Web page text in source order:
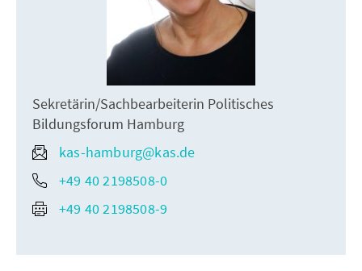
Sekretärin/Sachbearbeiterin Politisches
Bildungsforum Hamburg
kas-hamburg@kas.de
+49 40 2198508-0
+49 40 2198508-9